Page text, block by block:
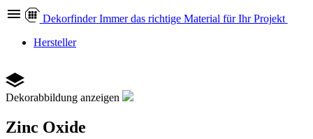
Dekorfinder Immer das richtige Material für Ihr Projekt
Hersteller
Dekorabbildung anzeigen
Zinc Oxide